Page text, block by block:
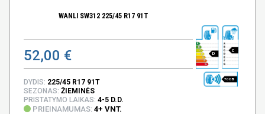
WANLI SW312 225/45 R17 91T
52,00 € D
C
70 DB
DYDIS: 225/45 R17 91T
SEZONAS: ŽIEMINĖS
PRISTATYMO LAIKAS: 4-5 D.D.
PRIEINAMUMAS: 4+ VNT.